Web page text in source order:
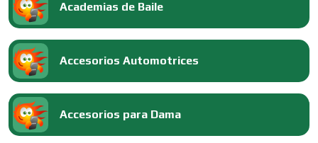
Academias de Baile
Accesorios Automotrices
Accesorios para Dama